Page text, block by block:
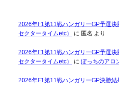
2026年F1第11戦ハンガリーGP予選決
セクタータイムetc）
に 匿名 より
2026年F1第11戦ハンガリーGP予選決
セクタータイムetc）
に ぼっちのアロ
2026年F1第11戦ハンガリーGP決勝結